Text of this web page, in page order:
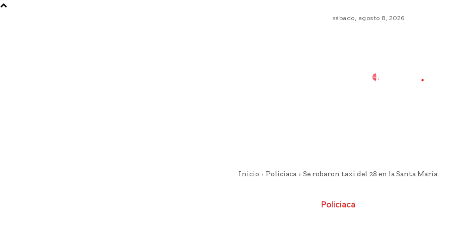
sábado, agosto 8, 2026
Inicio Policiaca Se robaron taxi del 28 en la Santa María
Policiaca